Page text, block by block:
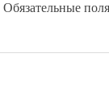
Обязательные